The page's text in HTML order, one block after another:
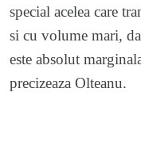
special acelea care
si cu volume mari,
este absolut
precizeaza Olteanu.